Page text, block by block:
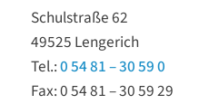
Schulstraße 62
49525 Lengerich
Tel.:0 54 81 – 30 59 0
Fax: 0 54 81 – 30 59 29